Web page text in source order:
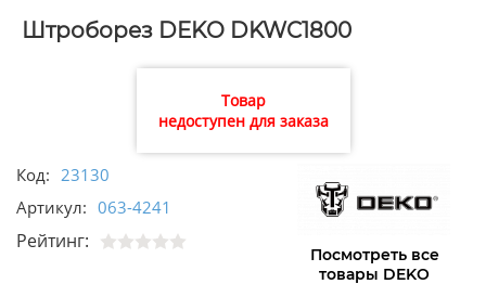
Штроборез DEKO DKWC1800
Товар
недоступен для заказа
Код: 23130
Артикул: 063-4241
Рейтинг:
Посмотреть все
товары DEKO